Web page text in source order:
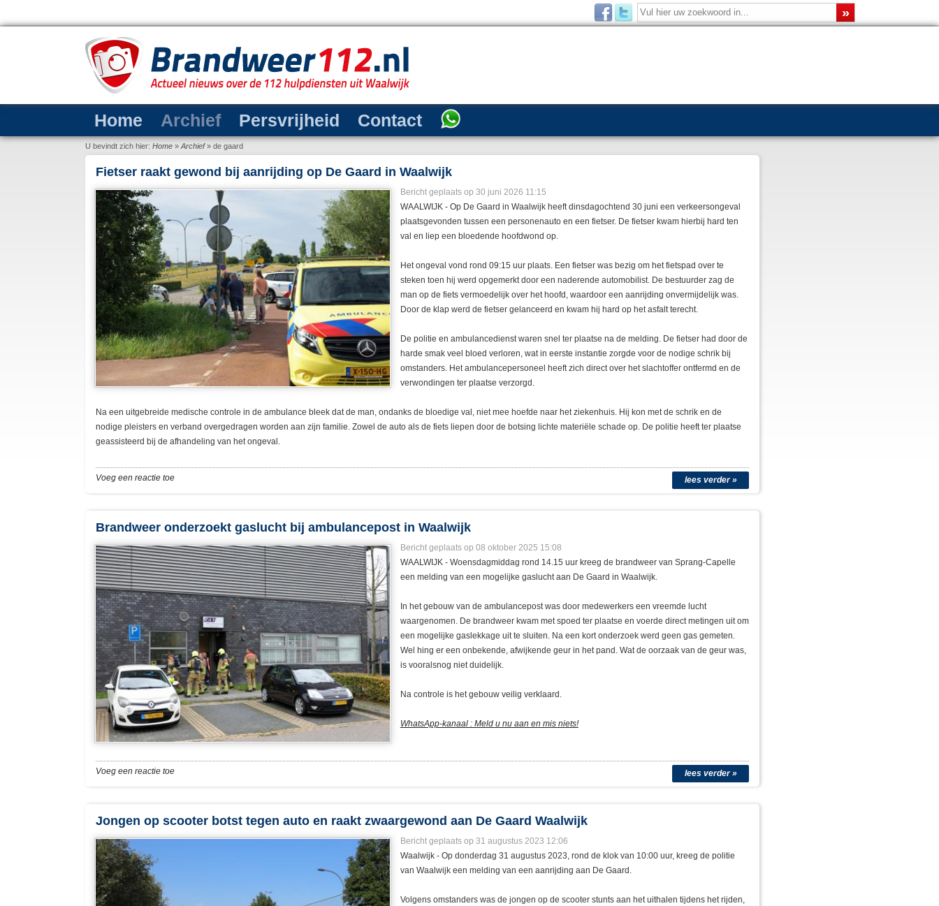
Home Archief Persvrijheid Contact
U bevindt zich hier: Home » Archief» de gaard
Fietser raakt gewond bij aanrijding op De Gaard in Waalwijk
Bericht geplaats op 30 juni 2026 11:15
WAALWIJK - Op De Gaard in Waalwijk heeft dinsdagochtend 30 juni een verkeersongeval
plaatsgevonden tussen een personenauto en een fietser. De fietser kwam hierbij hard ten
val en liep een bloedende hoofdwond op.
Het ongeval vond rond 09:15 uur plaats. Een fietser was bezig om het fietspad over te
steken toen hij werd opgemerkt door een naderende automobilist. De bestuurder zag de
man op de fiets vermoedelijk over het hoofd, waardoor een aanrijding onvermijdelijk was.
Door de klap werd de fietser gelanceerd en kwam hij hard op het asfalt terecht.
De politie en ambulancedienst waren snel ter plaatse na de melding. De fietser had door de
harde smak veel bloed verloren, wat in eerste instantie zorgde voor de nodige schrik bij
omstanders. Het ambulancepersoneel heeft zich direct over het slachtoffer ontfermd en de
verwondingen ter plaatse verzorgd.
Na een uitgebreide medische controle in de ambulance bleek dat de man, ondanks de bloedige val, niet mee hoefde naar het ziekenhuis. Hij kon met de schrik en de
nodige pleisters en verband overgedragen worden aan zijn familie. Zowel de auto als de fiets liepen door de botsing lichte materiële schade op. De politie heeft ter plaatse
geassisteerd bij de afhandeling van het ongeval.
lees verder »
Voeg een reactie toe
Brandweer onderzoekt gaslucht bij ambulancepost in Waalwijk
Bericht geplaats op 08 oktober 2025 15:08
WAALWIJK - Woensdagmiddag rond 14.15 uur kreeg de brandweer van Sprang-Capelle
een melding van een mogelijke gaslucht aan De Gaard in Waalwijk.
In het gebouw van de ambulancepost was door medewerkers een vreemde lucht
waargenomen. De brandweer kwam met spoed ter plaatse en voerde direct metingen uit om
een mogelijke gaslekkage uit te sluiten. Na een kort onderzoek werd geen gas gemeten.
Wel hing er een onbekende, afwijkende geur in het pand. Wat de oorzaak van de geur was,
is vooralsnog niet duidelijk.
Na controle is het gebouw veilig verklaard.
WhatsApp-kanaal : Meld u nu aan en mis niets!
lees verder »
Voeg een reactie toe
Jongen op scooter botst tegen auto en raakt zwaargewond aan De Gaard Waalwijk
Bericht geplaats op 31 augustus 2023 12:06
Waalwijk - Op donderdag 31 augustus 2023, rond de klok van 10:00 uur, kreeg de politie
van Waalwijk een melding van een aanrijding aan De Gaard.
Volgens omstanders was de jongen op de scooter stunts aan het uithalen tijdens het rijden,